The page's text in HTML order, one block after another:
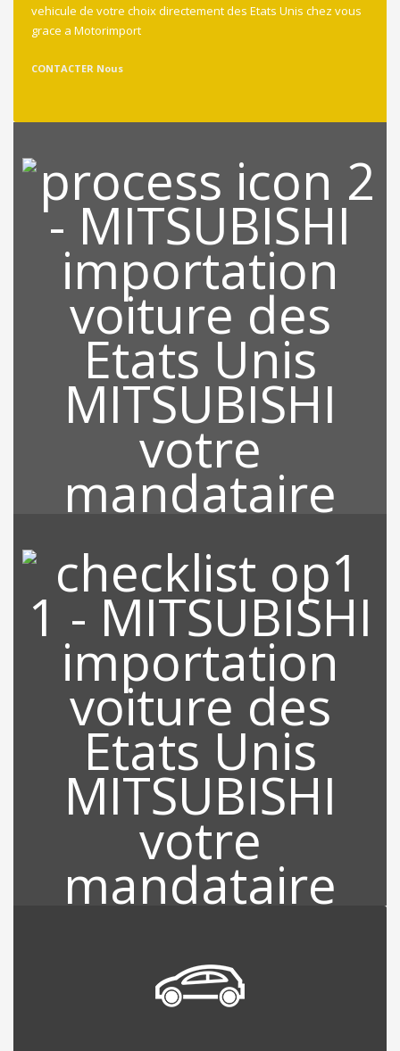
vehicule de votre choix directement des Etats Unis chez vous
grace a Motorimport
CONTACTER Nous
RECHERCHE DE VOTRE
VEHICULE
Grace à notre location qui est Miami, nous sommes au cœur des
Etats Unis et tous les partenaires, revendeurs sont à proximités
de nos bureaux ce qui nous permet de rechercher sur l’ensemble
des Etats Unis le véhicule de votre choix sur le marché de
l’occasion.